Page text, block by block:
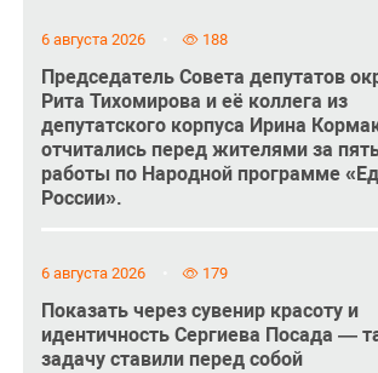
6 августа 2026 188
Председатель Совета депутатов
Рита Тихомирова и её коллега из
депутатского корпуса Ирина
отчитались перед жителями за
работы по Народной программе
России».
6 августа 2026 179
Показать через сувенир красоту и
идентичность Сергиева Посада —
задачу ставили перед собой